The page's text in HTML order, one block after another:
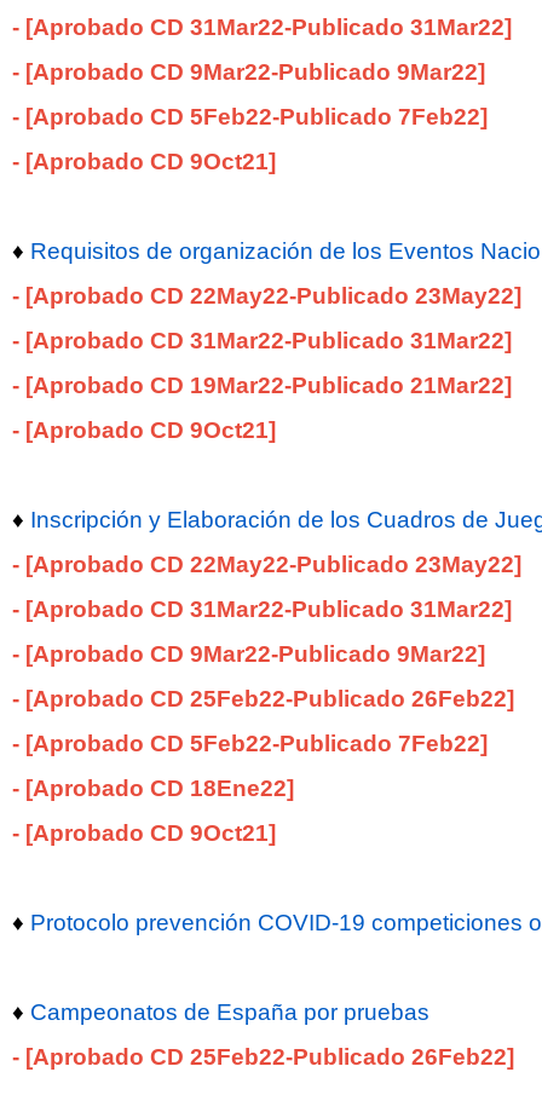
- [Aprobado CD 31Mar22-Publicado 31Mar22]
- [Aprobado CD 9Mar22-Publicado 9Mar22]
- [Aprobado CD 5Feb22-Publicado 7Feb22]
- [Aprobado CD 9Oct21]
♦ Requisitos de organización de los Eventos
- [Aprobado CD 22May22-Publicado 23May22]
- [Aprobado CD 31Mar22-Publicado 31Mar22]
- [Aprobado CD 19Mar22-Publicado 21Mar22]
- [Aprobado CD 9Oct21]
♦ Inscripción y Elaboración de los Cuadros de
- [Aprobado CD 22May22-Publicado 23May22]
- [Aprobado CD 31Mar22-Publicado 31Mar22]
- [Aprobado CD 9Mar22-Publicado 9Mar22]
- [Aprobado CD 25Feb22-Publicado 26Feb22]
- [Aprobado CD 5Feb22-Publicado 7Feb22]
- [Aprobado CD 18Ene22]
- [Aprobado CD 9Oct21]
♦ Protocolo prevención COVID-19 competiciones
♦ Campeonatos de España por pruebas
- [Aprobado CD 25Feb22-Publicado 26Feb22]